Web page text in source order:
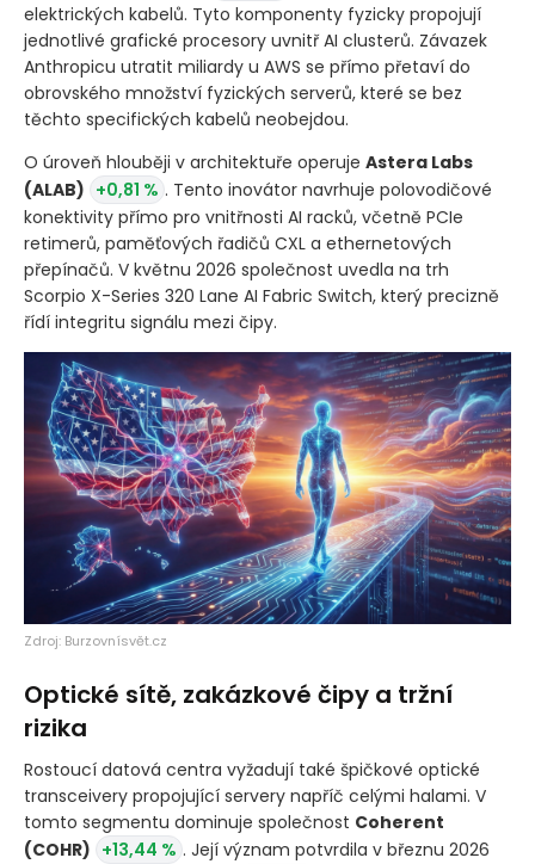
elektrických kabelů. Tyto komponenty fyzicky propojují
jednotlivé grafické procesory uvnitř AI clusterů. Závazek
Anthropicu utratit miliardy u AWS se přímo přetaví do
obrovského množství fyzických serverů, které se bez
těchto specifických kabelů neobejdou.
O úroveň hlouběji v architektuře operuje Astera Labs
(ALAB) +0,81 % . Tento inovátor navrhuje polovodičové
konektivity přímo pro vnitřnosti AI racků, včetně PCIe
retimerů, paměťových řadičů CXL a ethernetových
přepínačů. V květnu 2026 společnost uvedla na trh
Scorpio X-Series 320 Lane AI Fabric Switch, který precizně
řídí integritu signálu mezi čipy.
Zdroj: Burzovnísvět.cz
Optické sítě, zakázkové čipy a tržní
rizika
Rostoucí datová centra vyžadují také špičkové optické
transceivery propojující servery napříč celými halami. V
tomto segmentu dominuje společnost Coherent
(COHR) +13,44 % . Její význam potvrdila v březnu 2026